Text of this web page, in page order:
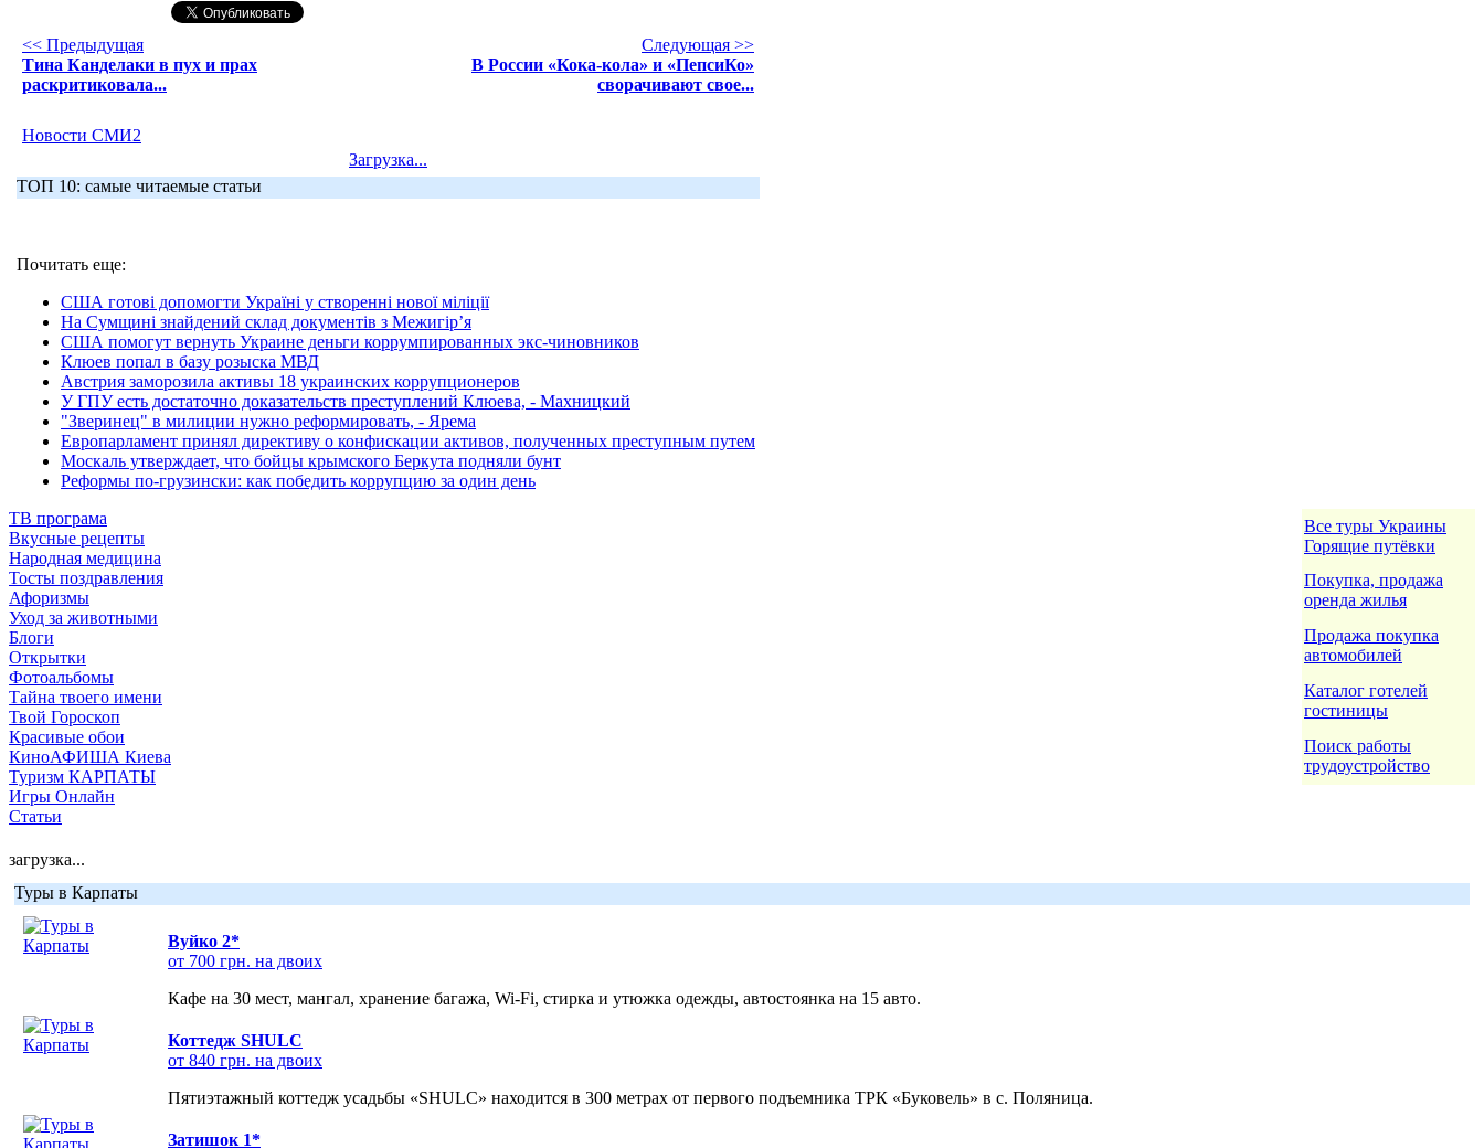
<< Предыдущая
Тина Канделаки в пух и прах
раскритиковала...
Следующая >>
В России «Кока-кола» и «ПепсиКо»
сворачивают свое...
Новости СМИ2
Загрузка...
ТОП 10: самые читаемые статьи
Почитать еще:
США готові допомогти Україні у створенні нової міліції
На Сумщині знайдений склад документів з Межигір’я
США помогут вернуть Украине деньги коррумпированных экс-чиновников
Клюев попал в базу розыска МВД
Австрия заморозила активы 18 украинских коррупционеров
У ГПУ есть достаточно доказательств преступлений Клюева, - Махницкий
"Зверинец" в милиции нужно реформировать, - Ярема
Европарламент принял директиву о конфискации активов, полученных преступным путем
Москаль утверждает, что бойцы крымского Беркута подняли бунт
Реформы по-грузински: как победить коррупцию за один день
ТВ програма
Вкусные рецепты
Народная медицина
Тосты поздравления
Афоризмы
Уход за животными
Блоги
Открытки
Фотоальбомы
Тайна твоего имени
Твой Гороскоп
Красивые обои
КиноАФИША Киева
Туризм КАРПАТЫ
Игры Онлайн
Статьи
Все туры Украины
Горящие путёвки
Покупка, продажа
оренда жилья
Продажа покупка
автомобилей
Каталог готелей
гостиницы
Поиск работы
трудоустройство
загрузка...
Туры в Карпаты
Вуйко 2*
от 700 грн. на двоих
Кафе на 30 мест, мангал, хранение багажа, Wi-Fi, стирка и утюжка одежды, автостоянка на 15 авто.
Коттедж SHULC
от 840 грн. на двоих
Пятиэтажный коттедж усадьбы «SHULC» находится в 300 метрах от первого подъемника ТРК «Буковель» в с. Поляница.
Затишок 1*